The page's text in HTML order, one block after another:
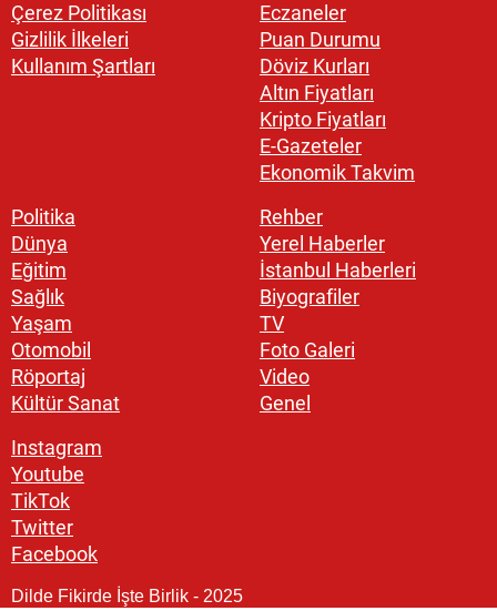
Çerez Politikası
Gizlilik İlkeleri
Kullanım Şartları
Eczaneler
Puan Durumu
Döviz Kurları
Altın Fiyatları
Kripto Fiyatları
E-Gazeteler
Ekonomik Takvim
Politika
Dünya
Eğitim
Sağlık
Yaşam
Otomobil
Röportaj
Kültür Sanat
Rehber
Yerel Haberler
İstanbul Haberleri
Biyografiler
TV
Foto Galeri
Video
Genel
Instagram
Youtube
TikTok
Twitter
Facebook
Dilde Fikirde İşte Birlik - 2025